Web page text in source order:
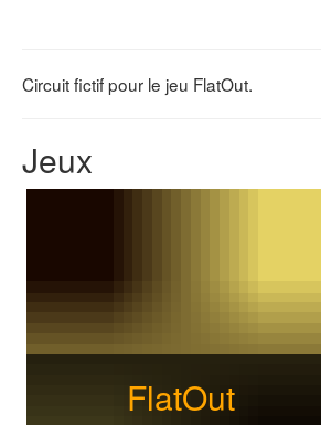
Circuit fictif pour le jeu FlatOut.
Jeux
FlatOut